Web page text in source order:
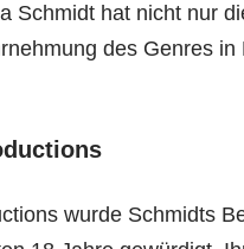
Schmidt hat nicht nur
des Genres in
wurde Schmidts